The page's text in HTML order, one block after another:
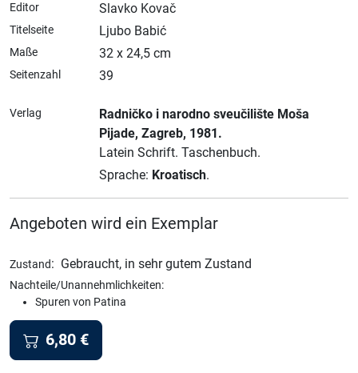
Editor Slavko Kovač
Titelseite Ljubo Babić
Maße 32 x 24,5 cm
Seitenzahl 39
Verlag
Radničko i narodno sveučilište Moša
Pijade, Zagreb, 1981.
Latein Schrift. Taschenbuch.
Sprache: Kroatisch.
Angeboten wird ein Exemplar
Zustand: Gebraucht, in sehr gutem Zustand
Nachteile/Unannehmlichkeiten:
Spuren von Patina
6,80 €